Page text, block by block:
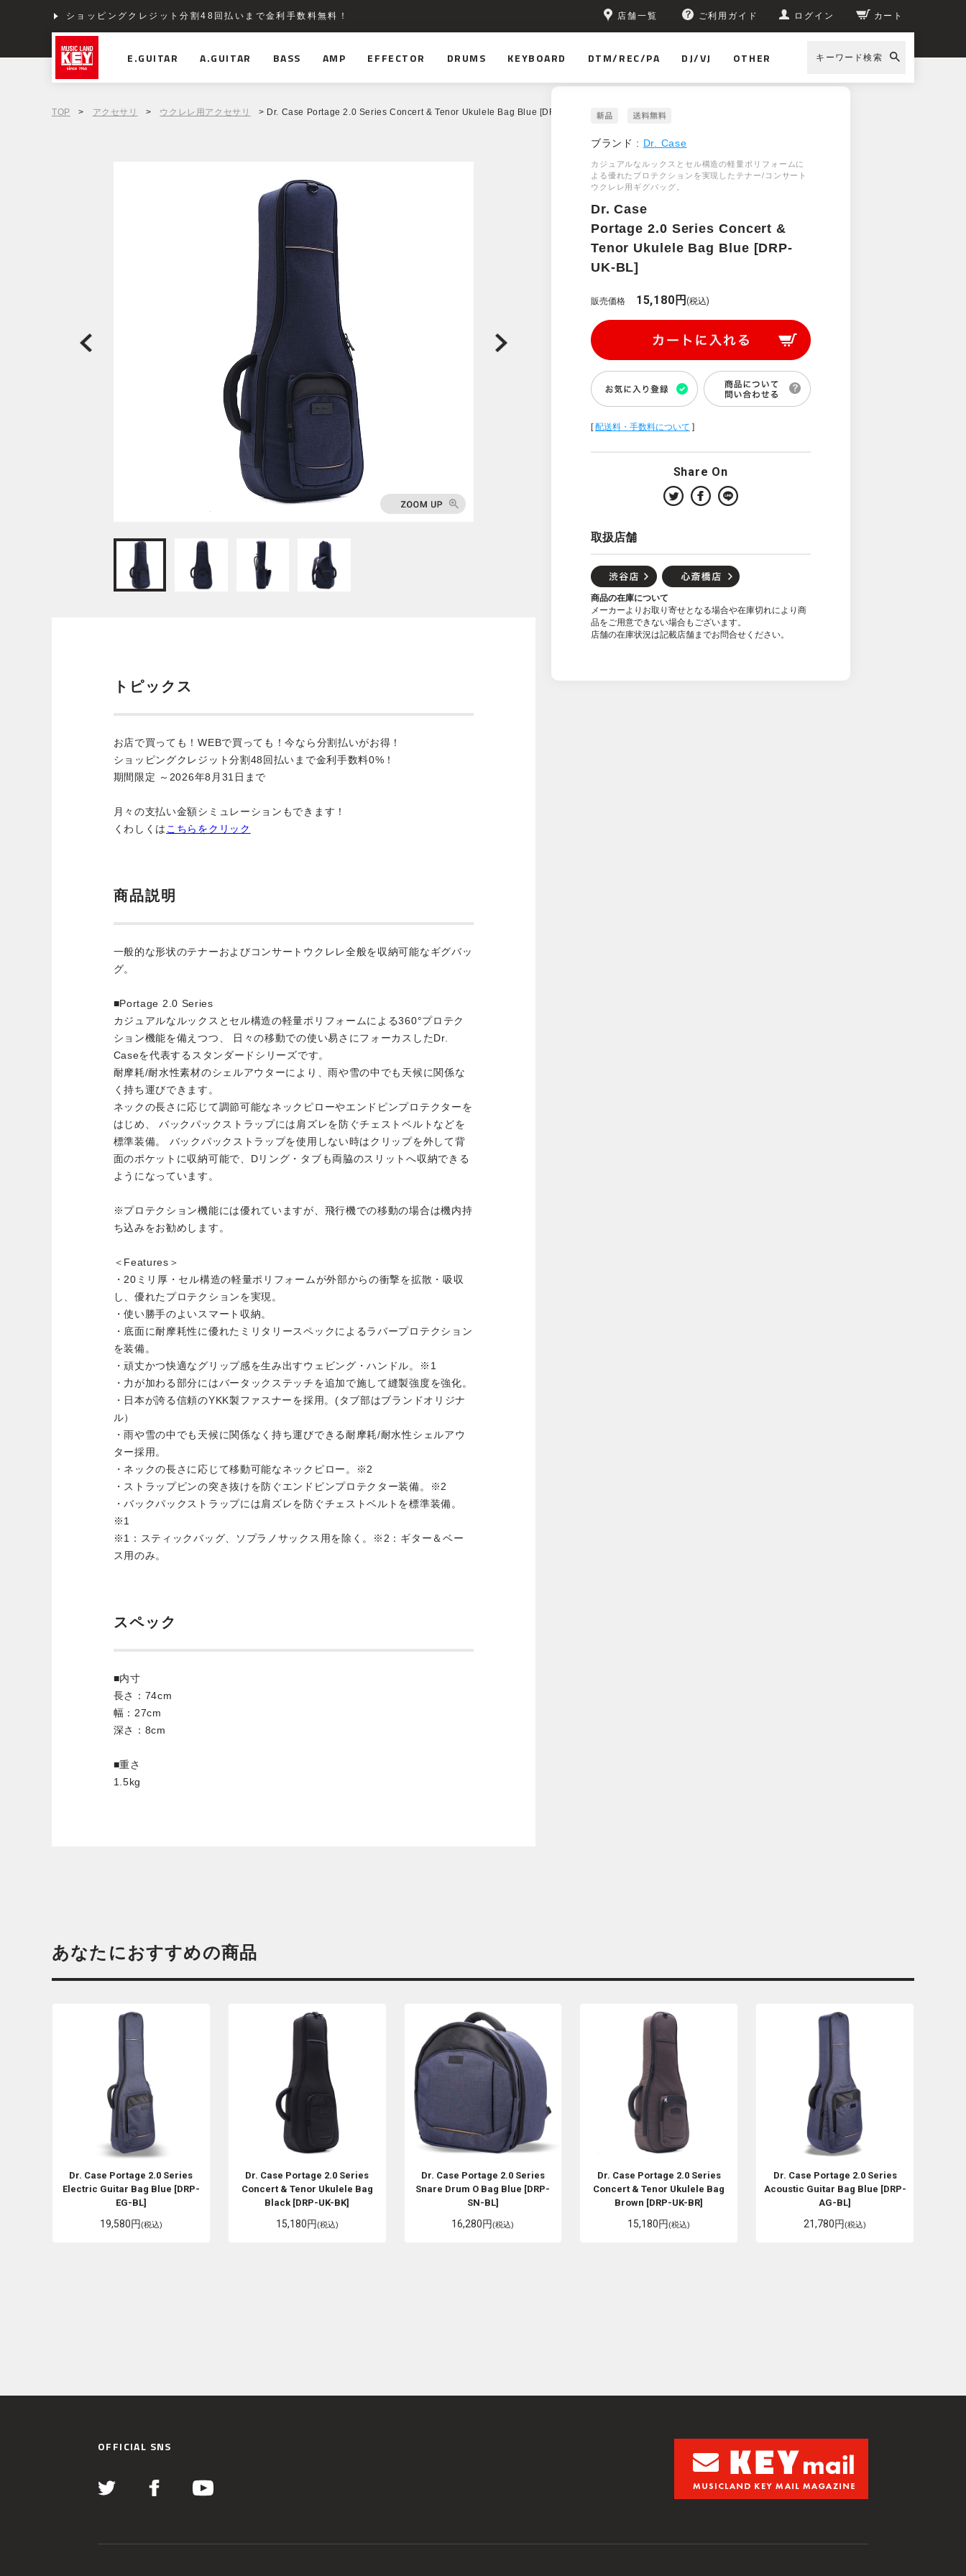
ショッピングクレジット分割48回払いまで金利手数料無料！ 店舗一覧 ご利用ガイド ログイン カート
E.GUITAR A.GUITAR BASS AMP EFFECTOR DRUMS KEYBOARD DTM/REC/PA DJ/VJ OTHER キーワード検索
TOP > アクセサリ > ウクレレ用アクセサリ > Dr. Case Portage 2.0 Series Concert & Tenor Ukulele Bag Blue [DRP-UK-BL]
ブランド : Dr. Case
カジュアルなルックスとセル構造の軽量ポリフォームに
よる優れたプロテクションを実現したテナー/コンサート
ウクレレ用ギグバッグ。
Dr. Case
Portage 2.0 Series Concert &
Tenor Ukulele Bag Blue [DRP-
UK-BL]
販売価格 15,180円(税込)
[配送料・手数料について ]
Share On
取扱店舗
商品の在庫について
メーカーよりお取り寄せとなる場合や在庫切れにより商
品をご用意できない場合もございます。
店舗の在庫状況は記載店舗までお問合せください。
トピックス
お店で買っても！WEBで買っても！今なら分割払いがお得！
ショッピングクレジット分割48回払いまで金利手数料0%！
期間限定 ～2026年8月31日まで
月々の支払い金額シミュレーションもできます！
くわしくは こちらをクリック
商品説明
一般的な形状のテナーおよびコンサートウクレレ全般を収納可能なギグバッ
グ。
■Portage 2.0 Series
カジュアルなルックスとセル構造の軽量ポリフォームによる360°プロテク
ション機能を備えつつ、 日々の移動での使い易さにフォーカスしたDr.
Caseを代表するスタンダードシリーズです。
耐摩耗/耐水性素材のシェルアウターにより、雨や雪の中でも天候に関係な
く持ち運びできます。
ネックの長さに応じて調節可能なネックピローやエンドピンプロテクターを
はじめ、 バックパックストラップには肩ズレを防ぐチェストベルトなどを
標準装備。 バックパックストラップを使用しない時はクリップを外して背
面のポケットに収納可能で、Dリング・タブも両脇のスリットへ収納できる
ようになっています。
※プロテクション機能には優れていますが、飛行機での移動の場合は機内持
ち込みをお勧めします。
＜Features＞
・20ミリ厚・セル構造の軽量ポリフォームが外部からの衝撃を拡散・吸収
し、優れたプロテクションを実現。
・使い勝手のよいスマート収納。
・底面に耐摩耗性に優れたミリタリースペックによるラバープロテクション
を装備。
・頑丈かつ快適なグリップ感を生み出すウェビング・ハンドル。※1
・力が加わる部分にはバータックステッチを追加で施して縫製強度を強化。
・日本が誇る信頼のYKK製ファスナーを採用。(タブ部はブランドオリジナ
ル）
・雨や雪の中でも天候に関係なく持ち運びできる耐摩耗/耐水性シェルアウ
ター採用。
・ネックの長さに応じて移動可能なネックピロー。※2
・ストラップピンの突き抜けを防ぐエンドピンプロテクター装備。※2
・バックパックストラップには肩ズレを防ぐチェストベルトを標準装備。
※1
※1：スティックバッグ、ソプラノサックス用を除く。※2：ギター＆ベー
ス用のみ。
スペック
■内寸
長さ：74cm
幅：27cm
深さ：8cm
■重さ
1.5kg
あなたにおすすめの商品
Dr. Case Portage 2.0 Series
Electric Guitar Bag Blue [DRP-
EG-BL]
19,580円(税込)
Dr. Case Portage 2.0 Series
Concert & Tenor Ukulele Bag
Black [DRP-UK-BK]
15,180円(税込)
Dr. Case Portage 2.0 Series
Snare Drum O Bag Blue [DRP-
SN-BL]
16,280円(税込)
Dr. Case Portage 2.0 Series
Concert & Tenor Ukulele Bag
Brown [DRP-UK-BR]
15,180円(税込)
Dr. Case Portage 2.0 Series
Acoustic Guitar Bag Blue [DRP-
AG-BL]
21,780円(税込)
OFFICIAL SNS